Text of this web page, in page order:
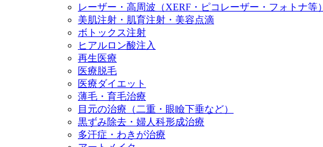
レーザー・高周波（XERF・ピコレーザー・フォトナ等）
美肌注射・肌育注射・美容点滴
ボトックス注射
ヒアルロン酸注入
再生医療
医療脱毛
医療ダイエット
薄毛・育毛治療
目元の治療（二重・眼瞼下垂など）
黒ずみ除去・婦人科形成治療
多汗症・わきが治療